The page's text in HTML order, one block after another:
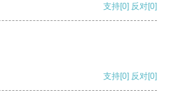
支持[0] 反对[0]
支持[0] 反对[0]